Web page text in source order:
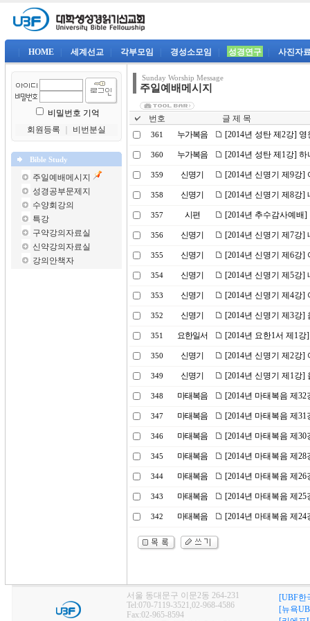
HOME 세계선교 각부모임 경성소모임 성경연구 사진자
비밀번호 기억
회원등록
비번분실
Bible Study
주일예배메시지
성경공부문제지
수양회강의
특강
구약강의자료실
신약강의자료실
강의안책자
Sunday Worship Message
주일예배메시지
번호 글 제 목
361 누가복음 [2014년 성탄 제2강]
360 누가복음 [2014년 성탄 제1강]
359 신명기 [2014년 신명기 제9강]
358 신명기 [2014년 신명기 제8강]
357 시편 [2014년 추수감사예배
356 신명기 [2014년 신명기 제7강]
355 신명기 [2014년 신명기 제6강]
354 신명기 [2014년 신명기 제5강]
353 신명기 [2014년 신명기 제4강]
352 신명기 [2014년 신명기 제3강]
351 요한일서 [2014년 요한1서 제1
350 신명기 [2014년 신명기 제2강]
349 신명기 [2014년 신명기 제1강]
348 마태복음 [2014년 마태복음 제
347 마태복음 [2014년 마태복음 제
346 마태복음 [2014년 마태복음 제
345 마태복음 [2014년 마태복음 제
344 마태복음 [2014년 마태복음 제
343 마태복음 [2014년 마태복음 제
342 마태복음 [2014년 마태복음 제
서울 동대문구 이문2동 264-231
Tel:070-7119-3521,02-968-4586
Fax:02-965-8594
[UBF한
[뉴욕